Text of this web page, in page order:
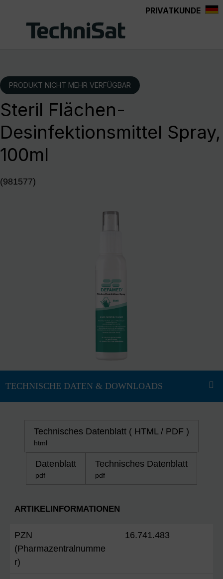
PRIVATKUNDE
PRODUKT NICHT MEHR VERFÜGBAR
Steril Flächen-
Desinfektionsmittel Spray,
100ml
(981577)
Technisches Datenblatt ( HTML / PDF )
html
Datenblatt
pdf
Technisches Datenblatt
pdf
ARTIKELINFORMATIONEN
PZN
(Pharmazentralnumme
r)
16.741.483